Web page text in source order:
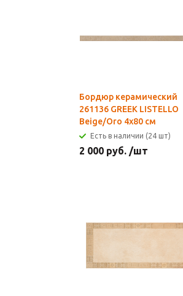
Бордюр керамический
261136 GREEK LISTELLO
Beige/Oro 4x80 см
Есть в наличии (24 шт)
2 000 руб. /шт